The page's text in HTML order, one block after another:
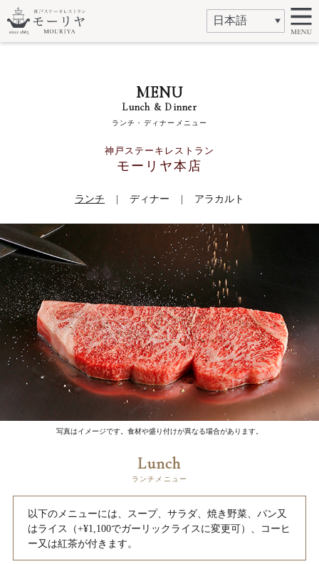
MENU
Lunch & Dinner
ランチ・ディナーメニュー
神戸ステーキレストラン
モーリヤ本店
ランチ ディナー アラカルト
写真はイメージです。食材や盛り付けが異なる場合があります。
Lunch
ランチメニュー
以下のメニューには、スープ、サラダ、焼き野菜、パン又
はライス（+¥1,100でガーリックライスに変更可）、コーヒ
ー又は紅茶が付きます。